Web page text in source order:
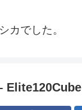
シカでした。
Elite120Cube